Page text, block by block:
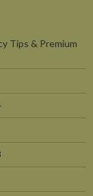
Tips & Premium